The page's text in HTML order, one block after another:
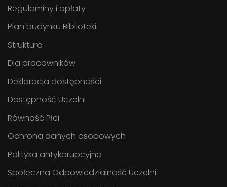
Regulaminy i opłaty
Plan budynku Biblioteki
Struktura
Dla pracowników
Deklaracja dostępności
Dostępność Uczelni
Równość Płci
Ochrona danych osobowych
Polityka antykorupcyjna
Społeczna Odpowiedzialność Uczelni